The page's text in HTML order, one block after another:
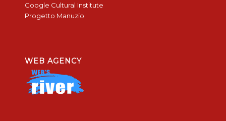
Google Cultural Institute
Progetto Manuzio
WEB AGENCY